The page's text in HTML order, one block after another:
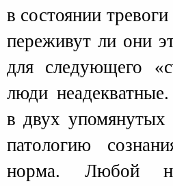
в состоянии
переживут ли они
для следующего
люди
в двух упомянутых
патологию
норма. Любой